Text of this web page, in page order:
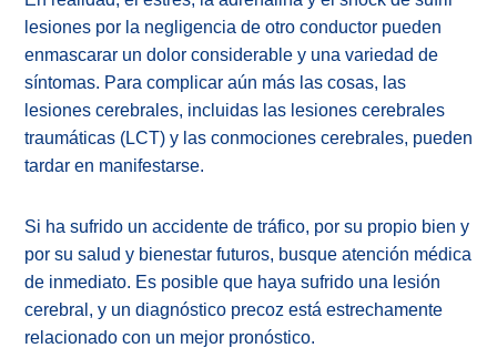
lesiones por la negligencia de otro conductor pueden
enmascarar un dolor considerable y una variedad de
síntomas. Para complicar aún más las cosas, las
lesiones cerebrales, incluidas las lesiones cerebrales
traumáticas (LCT) y las conmociones cerebrales, pueden
tardar en manifestarse.
Si ha sufrido un accidente de tráfico, por su propio bien y
por su salud y bienestar futuros, busque atención médica
de inmediato. Es posible que haya sufrido una lesión
cerebral, y un diagnóstico precoz está estrechamente
relacionado con un mejor pronóstico.